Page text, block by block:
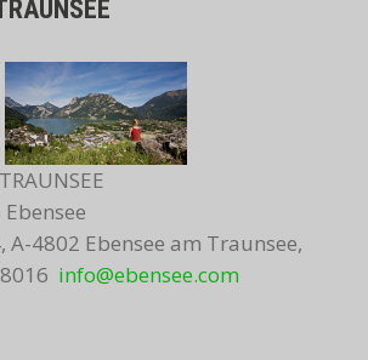
4802 Ebensee am Traunsee,
info@ebensee.com